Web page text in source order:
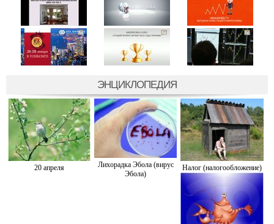
ЭНЦИКЛОПЕДИЯ
20 апреля
Лихорадка Эбола (вирус
Эбола)
Налог (налогообложение)